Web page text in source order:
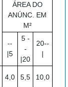
ÁREA DO
ANÚNC. EM
M²
--
|5
5 -
-
|20
20--
|
4,0 5,5 10,0